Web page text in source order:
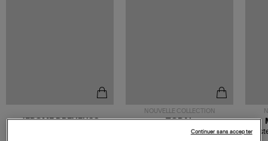
JEROME DREYFUSS
NOUVELLE COLLECTION
TORAL
Mocassins Killian SportContinuer sans accepter